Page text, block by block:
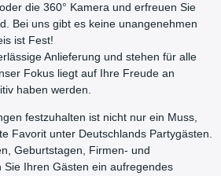
die 360° Kamera und erfreuen Sie
Bei uns gibt es keine unangenehmen
ist Fest!
Anlieferung und stehen für alle
Fokus liegt auf Ihre Freude an
haben werden.
festzuhalten ist nicht nur ein Muss,
Favorit unter Deutschlands Partygästen.
Geburtstagen, Firmen- und
Sie Ihren Gästen ein aufregendes